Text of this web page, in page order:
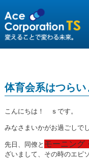
体育会系はつらい
こんにちは！ ｓです。
みなさまいかがお過ごしで
先日、同僚と モーニング
ざいまして、その時のエピ